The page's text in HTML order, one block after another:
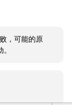
，可能的原